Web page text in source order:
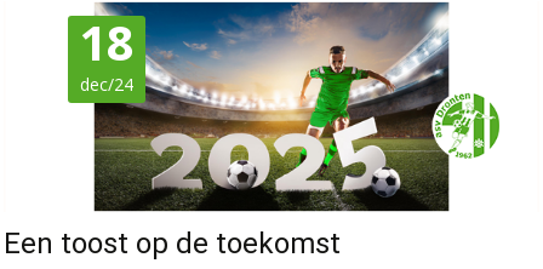
18
dec/24
Een toost op de toekomst